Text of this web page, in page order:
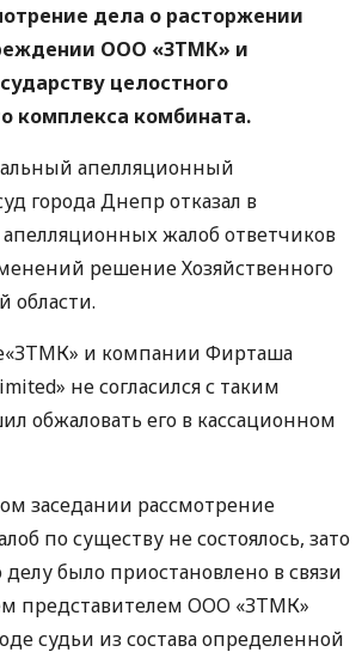
дела о расторжении
ООО «ЗТМК» и
целостного
комплекса комбината.
апелляционный
города Днепр отказал в
жалоб ответчиков
решение Хозяйственного
области.
и компании Фирташа
не согласился с таким
обжаловать его в кассационном
заседании рассмотрение
по существу не состоялось, зато
было приостановлено в связи
представителем ООО «ЗТМК»
судьи из состава определенной